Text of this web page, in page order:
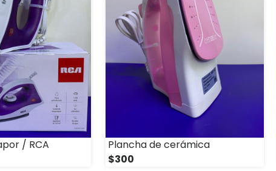
/ RCA
Plancha de cerámica
$300